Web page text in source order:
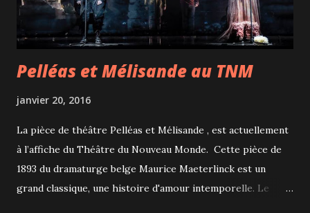
Stephen Hough (avec l'accent britannique, ça donnera...
Pelléas et Mélisande au TNM
janvier 20, 2016
La pièce de théâtre Pelléas et Mélisande , est actuellement
à l’affiche du Théâtre du Nouveau Monde. Cette pièce de
1893 du dramaturge belge Maurice Maeterlinck est un
grand classique, une histoire d'amour intemporelle. Le